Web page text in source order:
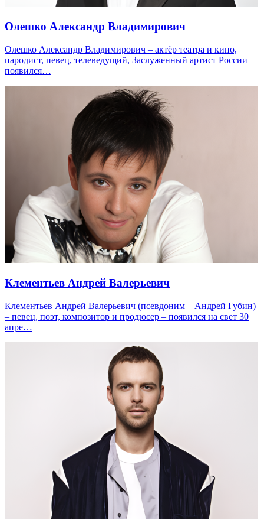
Олешко Александр Владимирович
Олешко Александр Владимирович – актёр театра и кино,
пародист, певец, телеведущий, Заслуженный артист России –
появился…
Клементьев Андрей Валерьевич
Клементьев Андрей Валерьевич (псевдоним – Андрей Губин)
– певец, поэт, композитор и продюсер – появился на свет 30
апре…